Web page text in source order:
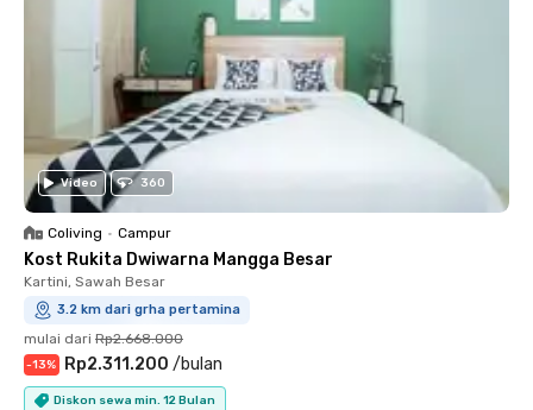
Video 360
Coliving • Campur
Kost Rukita Dwiwarna Mangga Besar
Kartini, Sawah Besar
3.2 km dari grha pertamina
mulai dari Rp2.668.000
-13% Rp2.311.200 /bulan
Diskon sewa min. 12 Bulan